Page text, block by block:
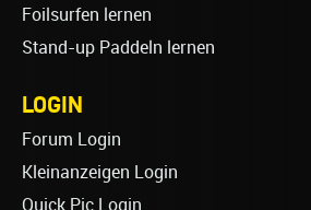
Foilsurfen lernen
Stand-up Paddeln lernen
LOGIN
Forum Login
Kleinanzeigen Login
Quick Pic Login